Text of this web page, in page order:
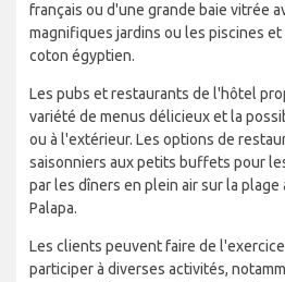
français ou d'une grande baie vitrée
magnifiques jardins ou les piscines
coton égyptien.
Les pubs et restaurants de l'hôtel
variété de menus délicieux et la
ou à l'extérieur. Les options de
saisonniers aux petits buffets pour
par les dîners en plein air sur la plage
Palapa.
Les clients peuvent faire de
participer à diverses activités,